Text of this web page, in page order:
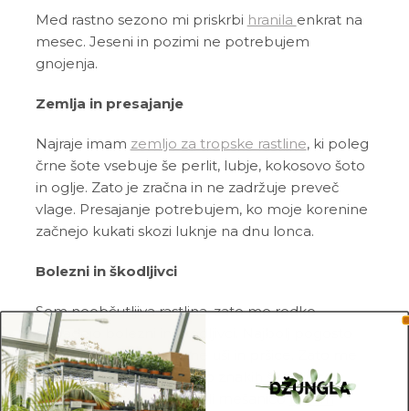
Med rastno sezono mi priskrbi hranila enkrat na
mesec. Jeseni in pozimi ne potrebujem
gnojenja.
Zemlja in presajanje
Najraje imam zemljo za tropske rastline, ki poleg
črne šote vsebuje še perlit, lubje, kokosovo šoto
in oglje. Zato je zračna in ne zadržuje preveč
vlage. Presajanje potrebujem, ko moje korenine
začnejo kukati skozi luknje na dnu lonca.
Bolezni in škodljivci
Sem neobčutljiva rastlina, zato me redko
napadejo bolezni in škodljivci. Najbolj pogosto
me napadejo tripsi, listne uši in pršice. Zato me
redno pregleduj in me ob znakih škodljivcev
pozdravi z insekticidom ali mešanicoNeem